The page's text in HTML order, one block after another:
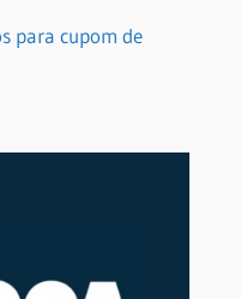
para cupom de